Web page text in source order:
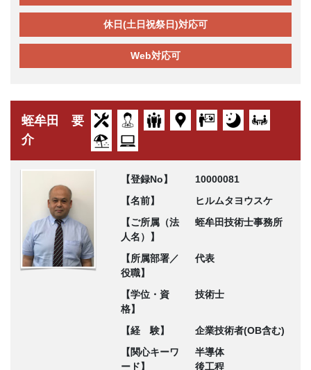
休日(土日祝祭日)対応可
Web対応可
蛭牟田 要
介
【登録No】
10000081
【名前】
ヒルムタヨウスケ
【ご所属（法
人名）】
蛭牟田技術士事務所
【所属部署／
役職】
代表
【学位・資
格】
技術士
【経 験】
企業技術者(OB含む)
【関心キーワ
ード】
半導体
後工程